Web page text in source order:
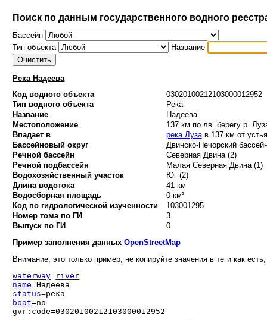
Поиск по данным государственного водного
Бассейн
Тип объекта
Название
Река Надеева
Код водного объекта
03020100212103000012952
Тип водного объекта
Река
Название
Надеева
Местоположение
137 км по лв. берегу р.
Впадает в
река Лузав 137 км от устья
Бассейновый округ
Двинско-Печорский
Речной бассейн
Северная Двина (2)
Речной подбассейн
Малая Северная Двина (1)
Водохозяйственный участок
Юг (2)
Длина водотока
41 км
Водосборная площадь
0 км²
Код по гидрологической изученности
103001295
Номер тома по ГИ
3
Выпуск по ГИ
0
Пример заполнения данныхOpenStreetMap
Внимание, это только пример, не копируйте значения в теги как
waterway=river
name=Надеева
status=река
boat=no
gvr:code=03020100212103000012952